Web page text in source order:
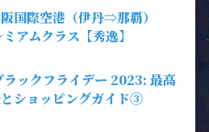
阪国際空港（伊丹⇒那覇）
アムクラス【秀逸】
ラックフライデー 2023: 最高
ショッピングガイド③